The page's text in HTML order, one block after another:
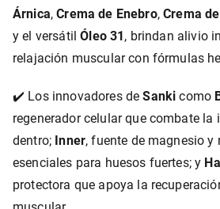
Árnica,Crema de Enebro,Crema
y el versátilÓleo 31, brindan alivio
relajación muscular con fórmulas
✔️ Los innovadores deSanki como
regenerador celular que combate
dentro; Inner, fuente de magnesio
esenciales para huesos fuertes; y
protectora que apoya la